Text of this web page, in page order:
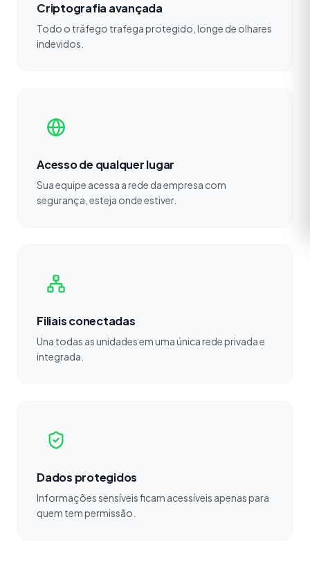
Criptografia avançada
Todo o tráfego trafega protegido, longe de olhares
indevidos.
Acesso de qualquer lugar
Sua equipe acessa a rede da empresa com
segurança, esteja onde estiver.
Filiais conectadas
Una todas as unidades em uma única rede privada e
integrada.
Dados protegidos
Informações sensíveis ficam acessíveis apenas para
quem tem permissão.